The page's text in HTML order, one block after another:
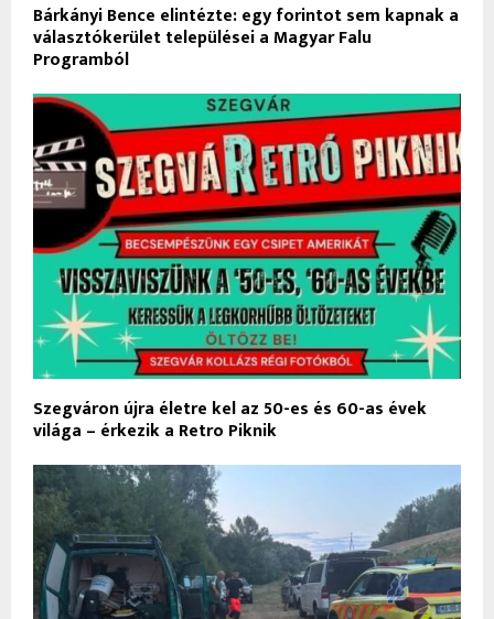
Bárkányi Bence elintézte: egy forintot sem kapnak a
választókerület települései a Magyar Falu
Programból
Szegváron újra életre kel az 50-es és 60-as évek
világa – érkezik a Retro Piknik